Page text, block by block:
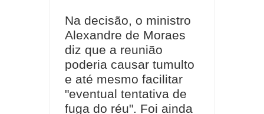
Na decisão, o ministro
Alexandre de Moraes
diz que a reunião
poderia causar tumulto
e até mesmo facilitar
"eventual tentativa de
fuga do réu". Foi ainda